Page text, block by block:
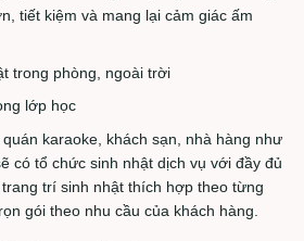
tiết kiệm và mang lại cảm giác ấm
trong phòng, ngoài trời
lớp học
karaoke, khách sạn, nhà hàng như
có tổ chức sinh nhật dịch vụ với đầy đủ
trí sinh nhật thích hợp theo từng
gói theo nhu cầu của khách hàng.